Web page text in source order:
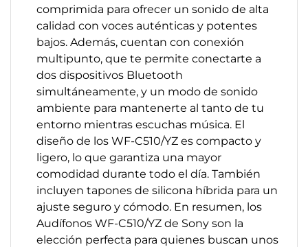
comprimida para ofrecer un sonido de alta
calidad con voces auténticas y potentes
bajos. Además, cuentan con conexión
multipunto, que te permite conectarte a
dos dispositivos Bluetooth
simultáneamente, y un modo de sonido
ambiente para mantenerte al tanto de tu
entorno mientras escuchas música. El
diseño de los WF-C510/YZ es compacto y
ligero, lo que garantiza una mayor
comodidad durante todo el día. También
incluyen tapones de silicona híbrida para un
ajuste seguro y cómodo. En resumen, los
Audífonos WF-C510/YZ de Sony son la
elección perfecta para quienes buscan unos